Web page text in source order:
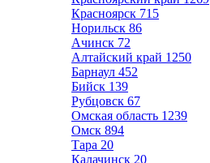
Красноярск 715
Норильск 86
Ачинск 72
Алтайский край 1250
Барнаул 452
Бийск 139
Рубцовск 67
Омская область 1239
Омск 894
Тара 20
Калачинск 20